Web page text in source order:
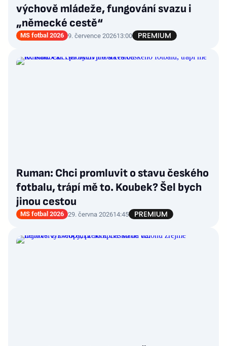
výchově mládeže, fungování svazu i
„německé cestě“
MS fotbal 2026 9. července 202613:00
Ruman: Chci promluvit o stavu českého
fotbalu, trápí mě to. Koubek? Šel bych
jinou cestou
MS fotbal 2026 29. června 202614:45